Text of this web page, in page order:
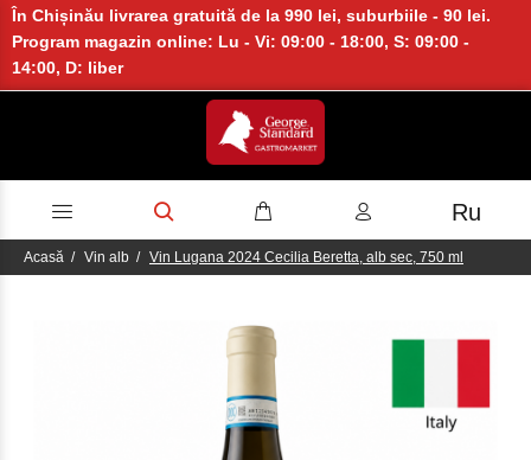
În Chișinău livrarea gratuită de la 990 lei, suburbiile - 90 lei.
Program magazin online: Lu - Vi: 09:00 - 18:00, S: 09:00 -
14:00, D: liber
Ru
Acasă Vin alb Vin Lugana 2024 Cecilia Beretta, alb sec, 750 ml